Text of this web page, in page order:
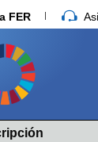
FER